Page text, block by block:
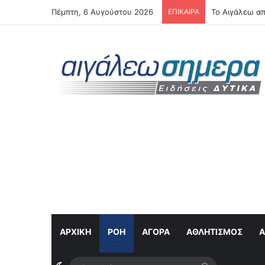
Πέμπτη, 6 Αυγούστου 2026 ΕΠΙΚΑΙΡΑ Το Αιγάλεω
ΑΡΧΙΚΗ ΡΟΉ ΑΓΟΡΆ ΑΘΛΗΤΙΣΜΌΣ